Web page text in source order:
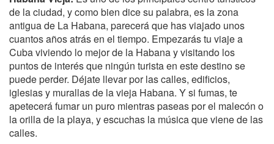
de la ciudad, y como bien dice su palabra, es la zona
antigua de La Habana, parecerá que has viajado unos
cuantos años atrás en el tiempo. Empezarás tu viaje a
Cuba viviendo lo mejor de la Habana y visitando los
puntos de interés que ningún turista en este destino se
puede perder. Déjate llevar por las calles, edificios,
iglesias y murallas de la vieja Habana. Y si fumas, te
apetecerá fumar un puro mientras paseas por el malecón o
la orilla de la playa, y escuchas la música que viene de las
calles.